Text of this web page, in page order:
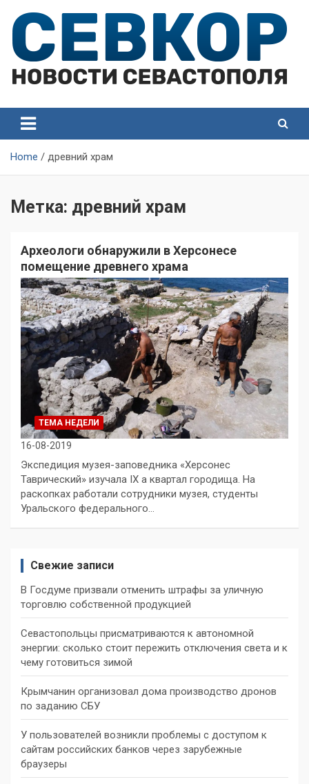
content
Севастополя
Севастополя
Home древний храм
Метка: древний храм
Археологи обнаружили в Херсонесе
помещение древнего храма
ТЕМА НЕДЕЛИ
16-08-2019
Экспедиция музея-заповедника «Херсонес
Таврический» изучала IX а квартал городища. На
раскопках работали сотрудники музея, студенты
Уральского федерального…
Свежие записи
В Госдуме призвали отменить штрафы за уличную
торговлю собственной продукцией
Севастопольцы присматриваются к автономной
энергии: сколько стоит пережить отключения света и к
чему готовиться зимой
Крымчанин организовал дома производство дронов
по заданию СБУ
У пользователей возникли проблемы с доступом к
сайтам российских банков через зарубежные
браузеры